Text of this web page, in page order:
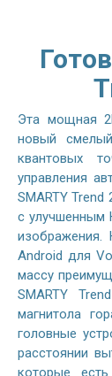
Эта мощная
новый
квантовых
управления
SMARTY Trend
с улучшенным
изображения.
Android для
массу
SMARTY
магнитола
головные
расстоянии
которые